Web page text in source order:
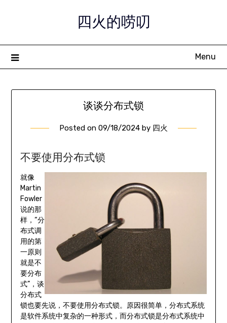
四火的唠叨
Menu
谈谈分布式锁
Posted on 09/18/2024 by 四火
不要使用分布式锁
就像
Martin
Fowler
说的那
样，“分
布式调
用的第
一原则
就是不
要分布
式”，谈
分布式
锁也要先说，不要使用分布式锁。原因很简单，分布式系统
是软件系统中复杂的一种形式，而分布式锁是分布式系统中